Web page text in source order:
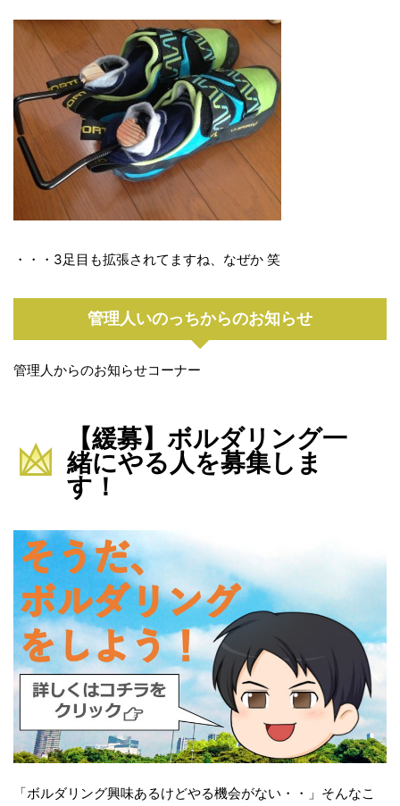
・・・3足目も拡張されてますね、なぜか 笑
管理人いのっちからのお知らせ
管理人からのお知らせコーナー
【緩募】ボルダリング一
緒にやる人を募集しま
す！
「ボルダリング興味あるけどやる機会がない・・」そんなこ